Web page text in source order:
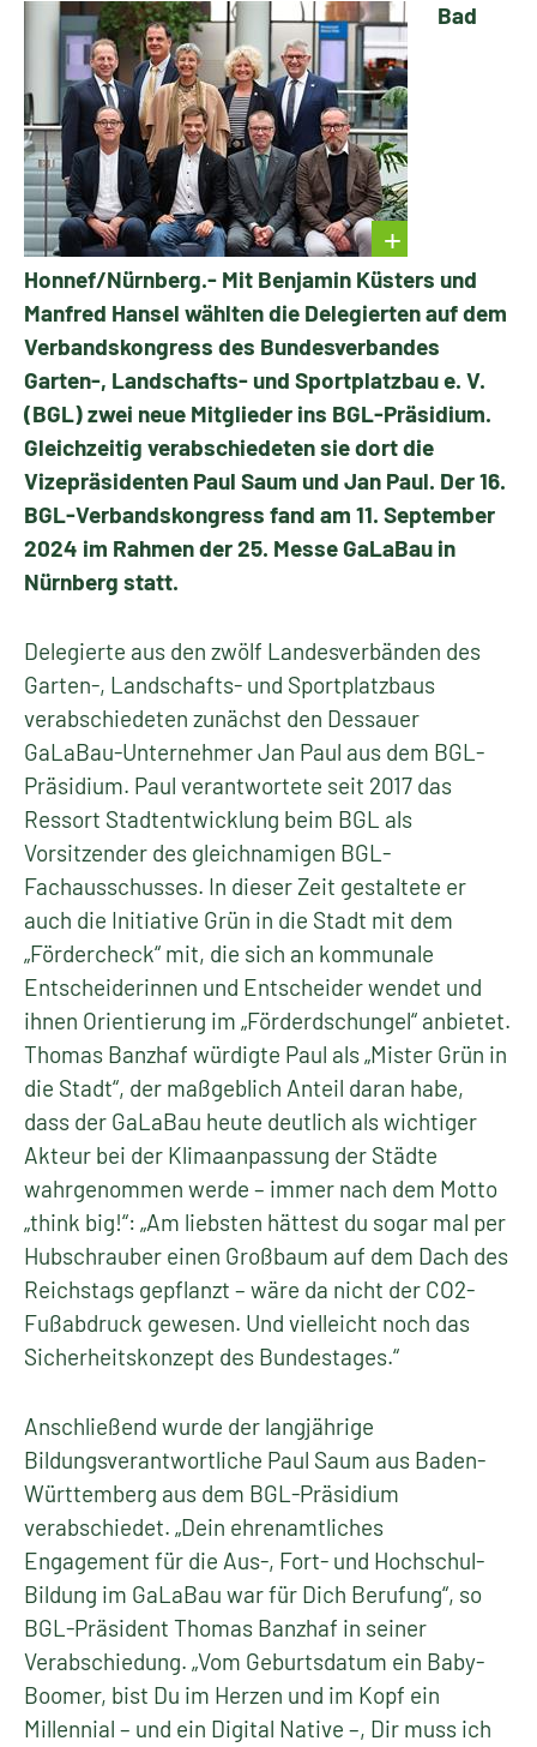
Bad
Honnef/Nürnberg.- Mit Benjamin Küsters und
Manfred Hansel wählten die Delegierten auf dem
Verbandskongress des Bundesverbandes
Garten-, Landschafts- und Sportplatzbau e. V.
(BGL) zwei neue Mitglieder ins BGL-Präsidium.
Gleichzeitig verabschiedeten sie dort die
Vizepräsidenten Paul Saum und Jan Paul. Der 16.
BGL-Verbandskongress fand am 11. September
2024 im Rahmen der 25. Messe GaLaBau in
Nürnberg statt.
Delegierte aus den zwölf Landesverbänden des
Garten-, Landschafts- und Sportplatzbaus
verabschiedeten zunächst den Dessauer
GaLaBau-Unternehmer Jan Paul aus dem BGL-
Präsidium. Paul verantwortete seit 2017 das
Ressort Stadtentwicklung beim BGL als
Vorsitzender des gleichnamigen BGL-
Fachausschusses. In dieser Zeit gestaltete er
auch die Initiative Grün in die Stadt mit dem
„Fördercheck“ mit, die sich an kommunale
Entscheiderinnen und Entscheider wendet und
ihnen Orientierung im „Förderdschungel“ anbietet.
Thomas Banzhaf würdigte Paul als „Mister Grün in
die Stadt“, der maßgeblich Anteil daran habe,
dass der GaLaBau heute deutlich als wichtiger
Akteur bei der Klimaanpassung der Städte
wahrgenommen werde – immer nach dem Motto
„think big!“: „Am liebsten hättest du sogar mal per
Hubschrauber einen Großbaum auf dem Dach des
Reichstags gepflanzt – wäre da nicht der CO2-
Fußabdruck gewesen. Und vielleicht noch das
Sicherheitskonzept des Bundestages.“
Anschließend wurde der langjährige
Bildungsverantwortliche Paul Saum aus Baden-
Württemberg aus dem BGL-Präsidium
verabschiedet. „Dein ehrenamtliches
Engagement für die Aus-, Fort- und Hochschul-
Bildung im GaLaBau war für Dich Berufung“, so
BGL-Präsident Thomas Banzhaf in seiner
Verabschiedung. „Vom Geburtsdatum ein Baby-
Boomer, bist Du im Herzen und im Kopf ein
Millennial – und ein Digital Native –, Dir muss ich